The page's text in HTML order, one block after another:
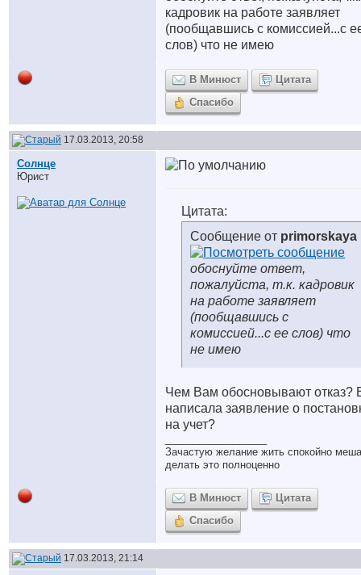
кадровик на работе заявляет
(пообщавшись с комиссией...с
слов) что не имею
В Минюст
Цитата
Спасибо
17.03.2013, 20:58
Солнце
Юрист
Цитата:
Сообщение от primorskaya
обоснуйте ответ,
пожалуйста, т.к. кадровик
на работе заявляет
(пообщавшись с
комиссией...с ее слов) что
не имею
Чем Вам обосновывают отказ?
написала заявление о
на учет?
Зачастую желание жить спокойно
делать это полноценно
В Минюст
Цитата
Спасибо
17.03.2013, 21:14